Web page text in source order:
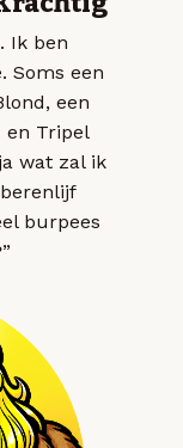
Ik ben
Soms een
een
en Tripel
wat zal ik
burpees